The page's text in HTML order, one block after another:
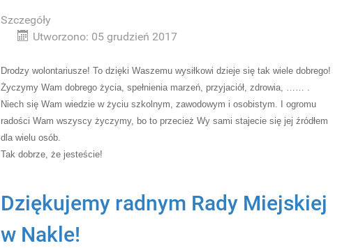
Szczegóły
Utworzono: 05 grudzień 2017
Drodzy wolontariusze! To dzięki Waszemu wysiłkowi dzieje się tak wiele dobrego!
Życzymy Wam dobrego życia, spełnienia marzeń, przyjaciół, zdrowia, …… .
Niech się Wam wiedzie w życiu szkolnym, zawodowym i osobistym. I ogromu
radości Wam wszyscy życzymy, bo to przecież Wy sami stajecie się jej źródłem
dla wielu osób.
Tak dobrze, że jesteście!
Dziękujemy radnym Rady Miejskiej
w Nakle!